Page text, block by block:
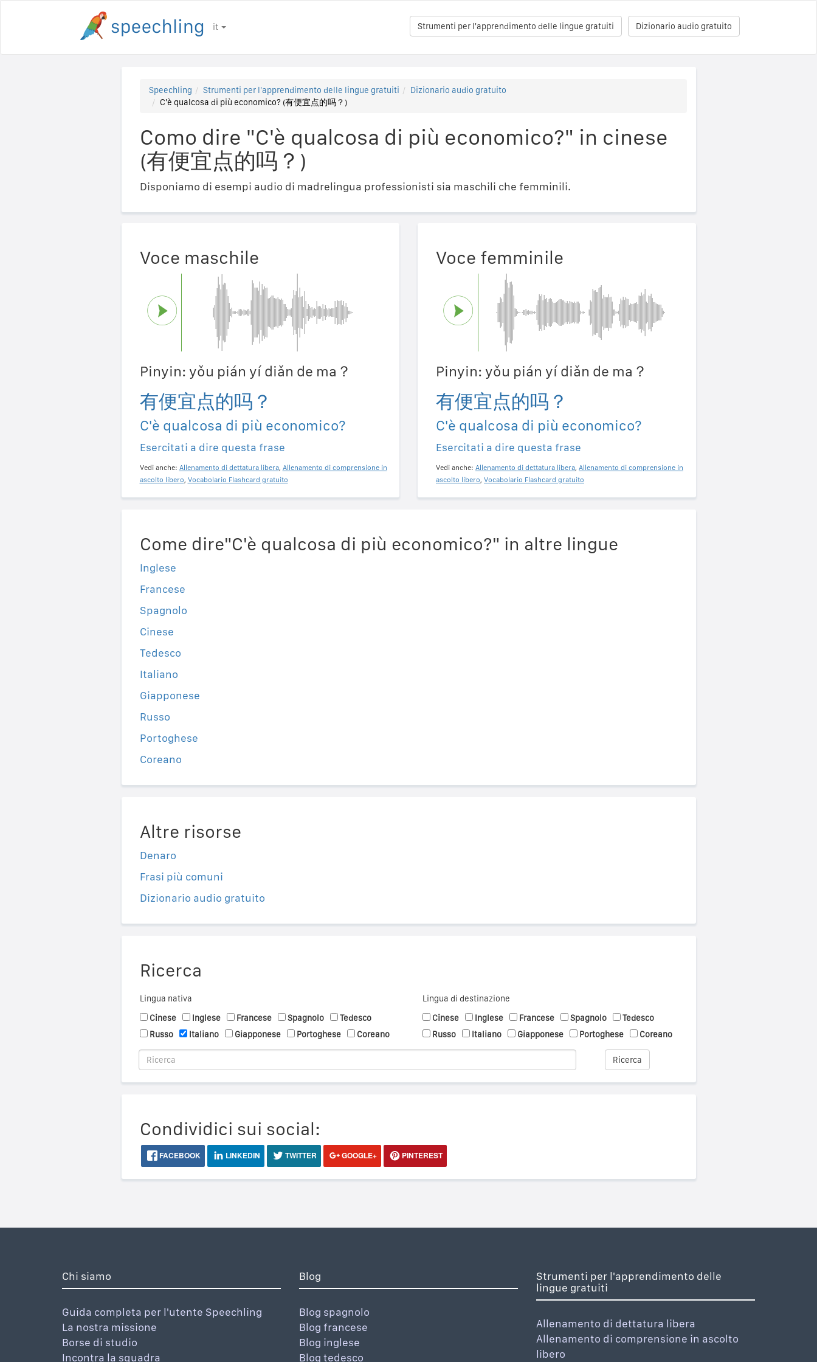
it Dizionario audio gratuito
Strumenti per l'apprendimento delle lingue gratuiti
Speechling Strumenti per l'apprendimento delle lingue gratuiti
Dizionario audio gratuito
C'è qualcosa di più economico? (有便宜点的吗？)
Como dire "C'è qualcosa di più economico?" in cinese
(有便宜点的吗？)
Disponiamo di esempi audio di madrelingua professionisti sia maschili che femminili.
Voce maschile
Pinyin: yǒu pián yí diǎn de ma？
有便宜点的吗？
C'è qualcosa di più economico?
Esercitati a dire questa frase
Vedi anche: Allenamento di dettatura libera, Allenamento di comprensione in
ascolto libero, Vocabolario Flashcard gratuito
Voce femminile
Pinyin: yǒu pián yí diǎn de ma？
有便宜点的吗？
C'è qualcosa di più economico?
Esercitati a dire questa frase
Vedi anche: Allenamento di dettatura libera, Allenamento di comprensione in
ascolto libero, Vocabolario Flashcard gratuito
Come dire"C'è qualcosa di più economico?" in altre lingue
Inglese
Francese
Spagnolo
Cinese
Tedesco
Italiano
Giapponese
Russo
Portoghese
Coreano
Altre risorse
Denaro
Frasi più comuni
Dizionario audio gratuito
Ricerca
Lingua nativa
Cinese
Inglese Francese Spagnolo
Tedesco
Russo
Italiano Giapponese Portoghese Coreano
Lingua di destinazione
Cinese
Inglese Francese Spagnolo
Tedesco
Russo
Italiano Giapponese Portoghese Coreano
Ricerca
Condividici sui social:
FACEBOOK LINKEDIN TWITTER GOOGLE+ PINTEREST
Chi siamo
Guida completa per l'utente Speechling
La nostra missione
Borse di studio
Incontra la squadra
Blog
Blog spagnolo
Blog francese
Blog inglese
Blog tedesco
Strumenti per l'apprendimento delle
lingue gratuiti
Allenamento di dettatura libera
Allenamento di comprensione in ascolto
libero